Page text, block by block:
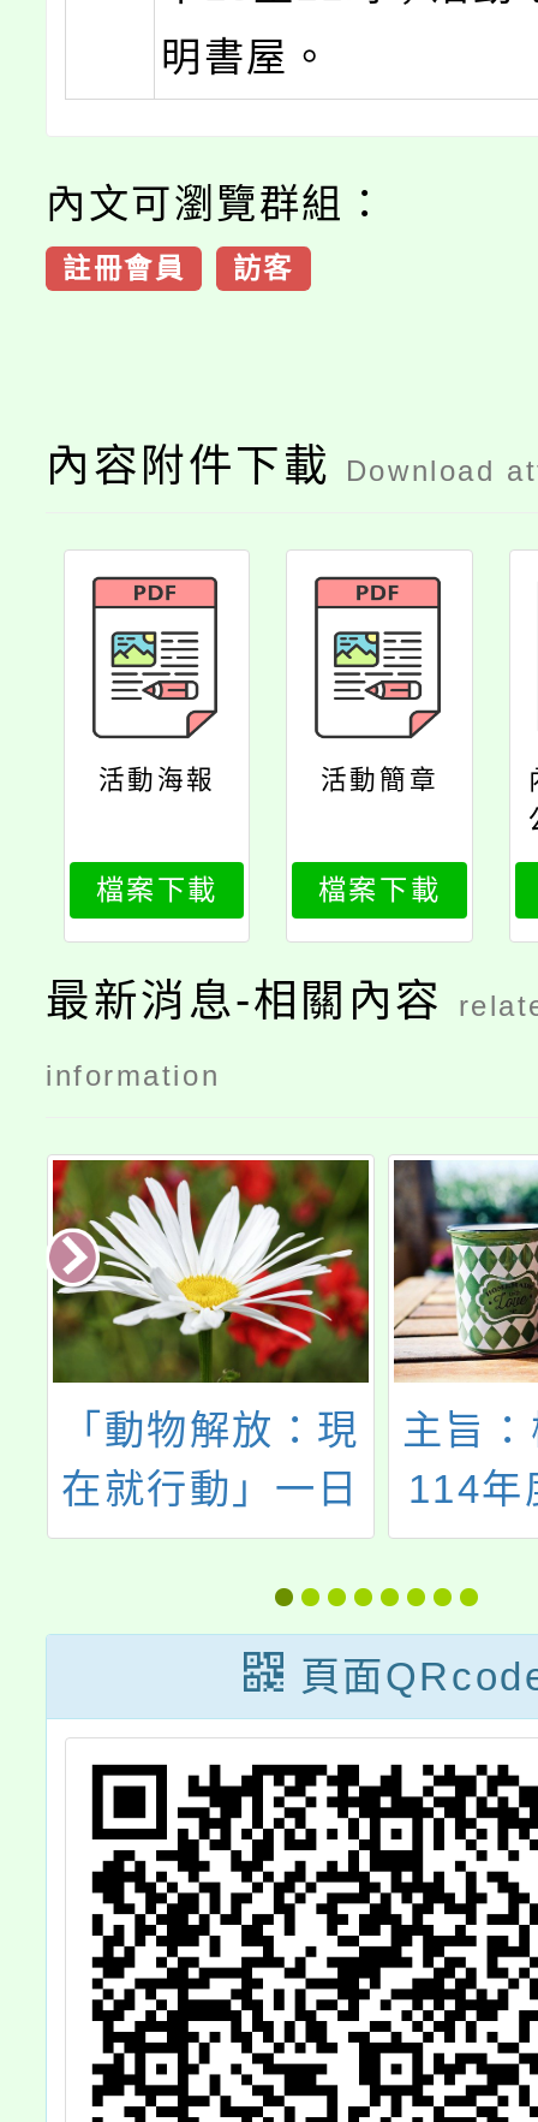
明書屋。
內文可瀏覽群組：
註冊會員 訪客
內容附件下載 Download
活動海報
檔案下載
活動簡章
檔案下載
最新消息-相關內容
information
「動物解放：現
在就行動」一日
讀書會活動資訊
主旨
114年
生創
活動
份，
頁面